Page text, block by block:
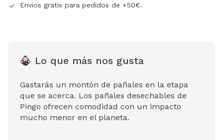
Envíos gratis para pedidos de +50€.
Lo que más nos gusta
Gastarás un montón de pañales en la etapa
que se acerca. Los pañales desechables de
Pingo ofrecen comodidad con un impacto
mucho menor en el planeta.